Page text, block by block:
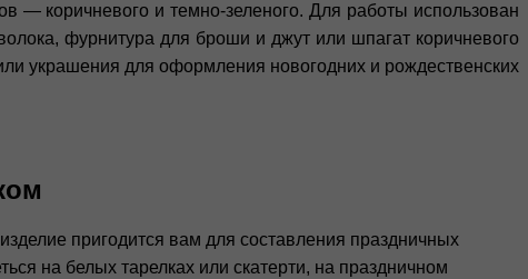
— коричневого и темно-зеленого. Для работы использован
фурнитура для броши и джут или шпагат коричневого
украшения для оформления новогодних и рождественских
пригодится вам для составления праздничных
на белых тарелках или скатерти, на праздничном